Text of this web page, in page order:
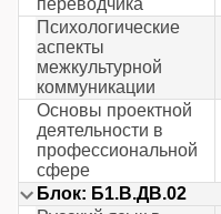
переводчика
Психологические
аспекты
межкультурной
коммуникации
Основы проектной
деятельности в
профессиональной
сфере
Блок: Б1.В.ДВ.02